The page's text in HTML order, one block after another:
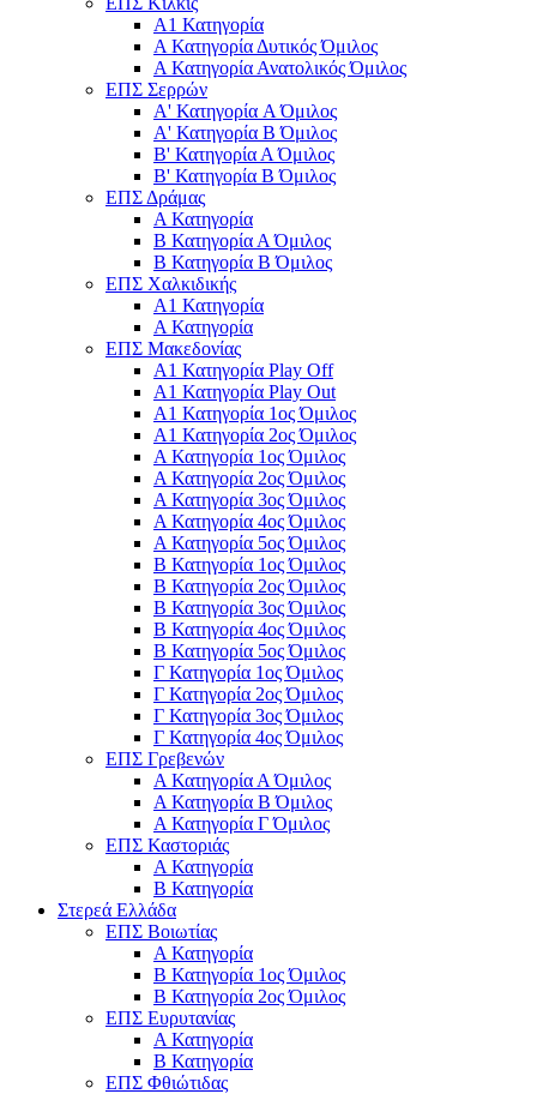
Α1 Κατηγορία
Α Κατηγορία Δυτικός Όμιλος
Α Κατηγορία Ανατολικός Όμιλος
ΕΠΣ Σερρών
Α' Κατηγορία A Όμιλος
Α' Κατηγορία Β Όμιλος
Β' Κατηγορία Α Όμιλος
Β' Κατηγορία Β Όμιλος
ΕΠΣ Δράμας
Α Κατηγορία
Β Κατηγορία Α Όμιλος
Β Κατηγορία Β Όμιλος
ΕΠΣ Χαλκιδικής
Α1 Κατηγορία
Α Κατηγορία
ΕΠΣ Μακεδονίας
Α1 Κατηγορία Play Off
Α1 Κατηγορία Play Out
Α1 Κατηγορία 1ος Όμιλος
Α1 Κατηγορία 2ος Όμιλος
Α Κατηγορία 1ος Όμιλος
Α Κατηγορία 2ος Όμιλος
Α Κατηγορία 3ος Όμιλος
Α Κατηγορία 4ος Όμιλος
Α Κατηγορία 5ος Όμιλος
Β Κατηγορία 1ος Όμιλος
Β Κατηγορία 2ος Όμιλος
Β Κατηγορία 3ος Όμιλος
Β Κατηγορία 4ος Όμιλος
Β Κατηγορία 5ος Όμιλος
Γ Κατηγορία 1ος Όμιλος
Γ Κατηγορία 2ος Όμιλος
Γ Κατηγορία 3ος Όμιλος
Γ Κατηγορία 4ος Όμιλος
ΕΠΣ Γρεβενών
Α Κατηγορία Α Όμιλος
Α Κατηγορία B Όμιλος
Α Κατηγορία Γ Όμιλος
ΕΠΣ Καστοριάς
Α Κατηγορία
Β Κατηγορία
Στερεά Ελλάδα
ΕΠΣ Βοιωτίας
Α Κατηγορία
Β Κατηγορία 1ος Όμιλος
Β Κατηγορία 2ος Όμιλος
ΕΠΣ Ευρυτανίας
Α Κατηγορία
Β Κατηγορία
ΕΠΣ Φθιώτιδας